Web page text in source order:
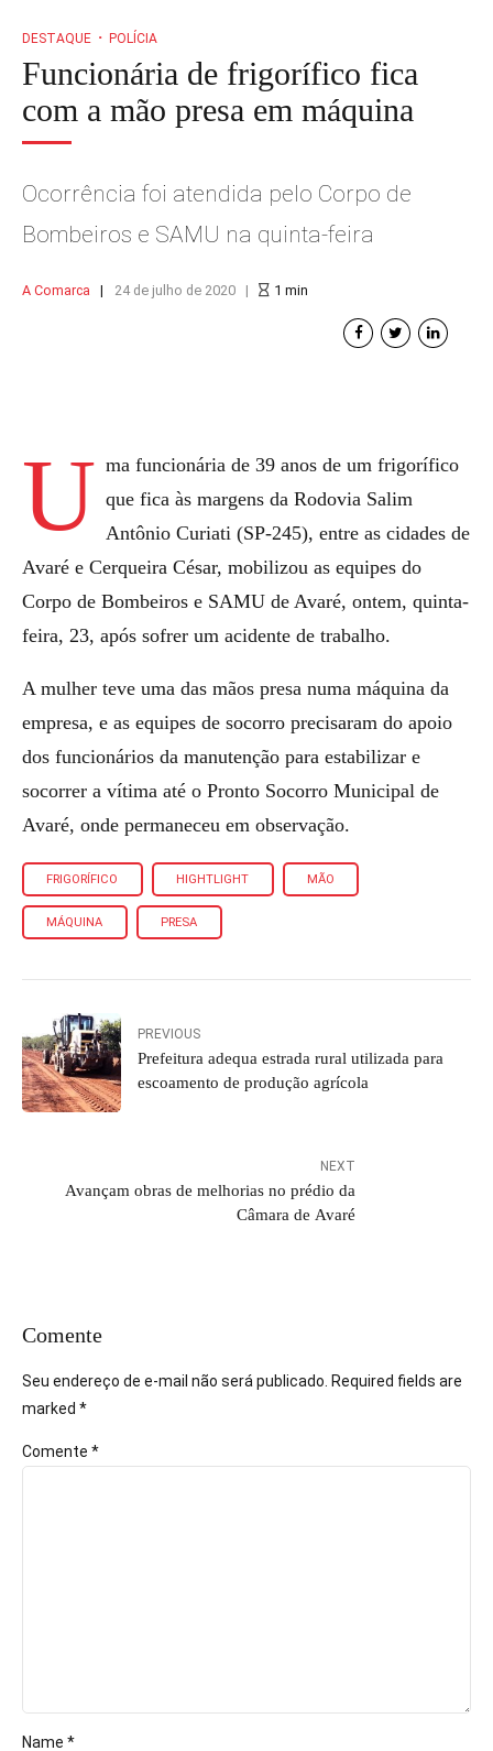
DESTAQUE POLÍCIA
Funcionária de frigorífico fica
com a mão presa em máquina
Ocorrência foi atendida pelo Corpo de
Bombeiros e SAMU na quinta-feira
A Comarca 24 de julho de 2020 1 min
U ma funcionária de 39 anos de um frigorífico
que fica às margens da Rodovia Salim
Antônio Curiati (SP-245), entre as cidades de
Avaré e Cerqueira César, mobilizou as equipes do
Corpo de Bombeiros e SAMU de Avaré, ontem, quinta-
feira, 23, após sofrer um acidente de trabalho.
A mulher teve uma das mãos presa numa máquina da
empresa, e as equipes de socorro precisaram do apoio
dos funcionários da manutenção para estabilizar e
socorrer a vítima até o Pronto Socorro Municipal de
Avaré, onde permaneceu em observação.
FRIGORÍFICO HIGHTLIGHT MÃO
MÁQUINA PRESA
PREVIOUS
Prefeitura adequa estrada rural utilizada para
escoamento de produção agrícola
NEXT
Avançam obras de melhorias no prédio da
Câmara de Avaré
Comente
Seu endereço de e-mail não será publicado. Required fields are
marked *
Comente *
Name *